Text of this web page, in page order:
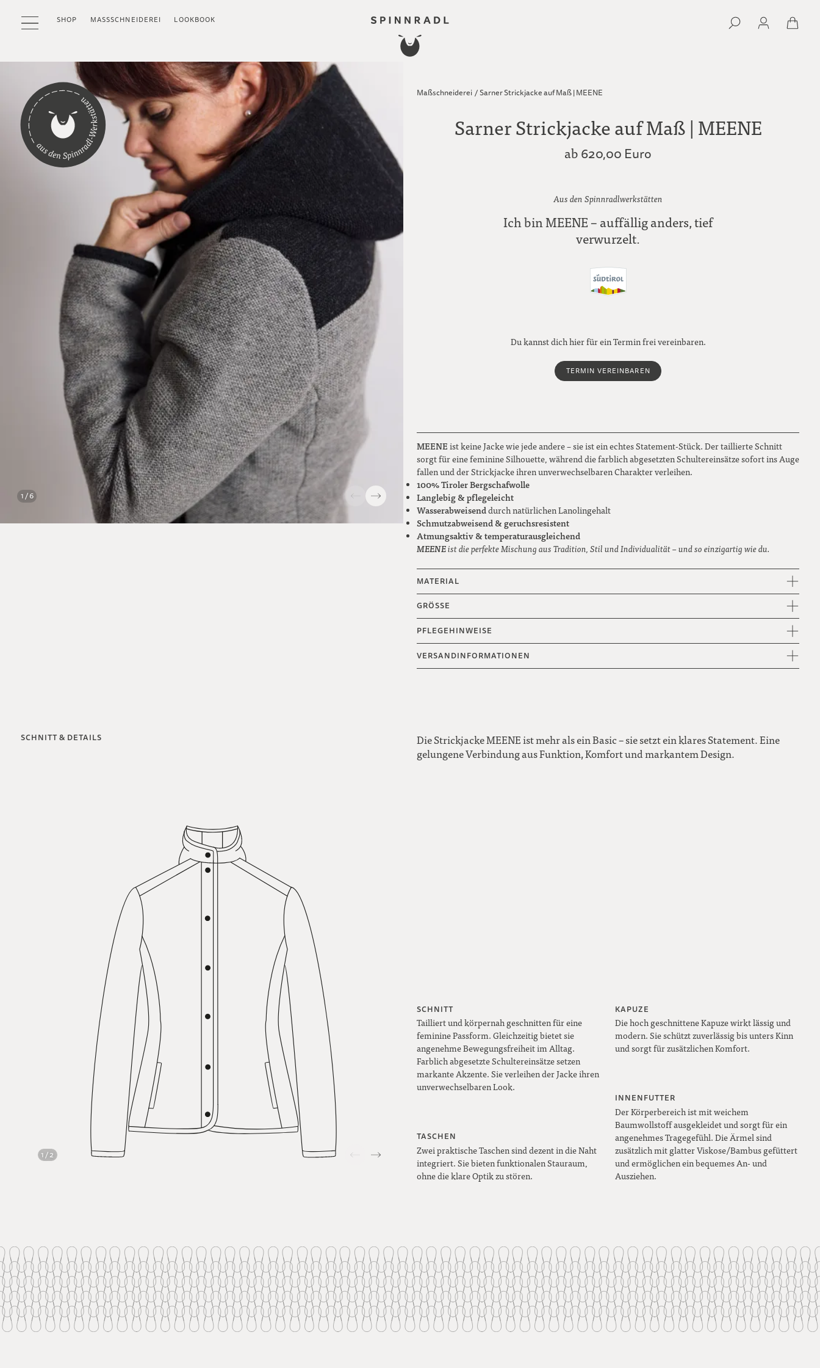
SHOP MASSSCHNEIDEREI LOOKBOOK
Maßschneiderei /Sarner Strickjacke auf Maß | MEENE
Sarner Strickjacke auf Maß | MEENE
ab 620,00 Euro
Aus den Spinnradlwerkstätten
Ich bin MEENE – auffällig anders, tief
verwurzelt.
Du kannst dich hier für ein Termin frei vereinbaren.
TERMIN VEREINBAREN
MEENEist keine Jacke wie jede andere – sie ist ein echtes Statement-Stück. Der taillierte Schnitt
sorgt für eine feminine Silhouette, während die farblich abgesetzten Schultereinsätze sofort ins Auge
fallen und der Strickjacke ihren unverwechselbaren Charakter verleihen.
100% Tiroler Bergschafwolle
Langlebig & pflegeleicht
Wasserabweisenddurch natürlichen Lanolingehalt
Schmutzabweisend & geruchsresistent
Atmungsaktiv & temperaturausgleichend
MEENEist die perfekte Mischung aus Tradition, Stil und Individualität – und so einzigartig wie du.
MATERIAL
GRÖSSE
PFLEGEHINWEISE
VERSANDINFORMATIONEN
SCHNITT & DETAILS
Die Strickjacke MEENE ist mehr als ein Basic – sie setzt ein klares Statement. Eine
gelungene Verbindung aus Funktion, Komfort und markantem Design.
1 / 2
SCHNITT
Tailliert und körpernah geschnitten für eine
feminine Passform. Gleichzeitig bietet sie
angenehme Bewegungsfreiheit im Alltag.
Farblich abgesetzte Schultereinsätze setzen
markante Akzente. Sie verleihen der Jacke ihren
unverwechselbaren Look.
TASCHEN
Zwei praktische Taschen sind dezent in die Naht
integriert. Sie bieten funktionalen Stauraum,
ohne die klare Optik zu stören.
KAPUZE
Die hoch geschnittene Kapuze wirkt lässig und
modern. Sie schützt zuverlässig bis unters Kinn
und sorgt für zusätzlichen Komfort.
INNENFUTTER
Der Körperbereich ist mit weichem
Baumwollstoff ausgekleidet und sorgt für ein
angenehmes Tragegefühl. Die Ärmel sind
zusätzlich mit glatter Viskose/Bambus gefüttert
und ermöglichen ein bequemes An- und
Ausziehen.
1 / 6